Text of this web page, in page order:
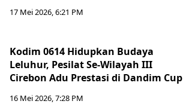
17 Mei 2026, 6:21 PM
Kodim 0614 Hidupkan Budaya
Leluhur, Pesilat Se-Wilayah III
Cirebon Adu Prestasi di Dandim Cup
16 Mei 2026, 7:28 PM